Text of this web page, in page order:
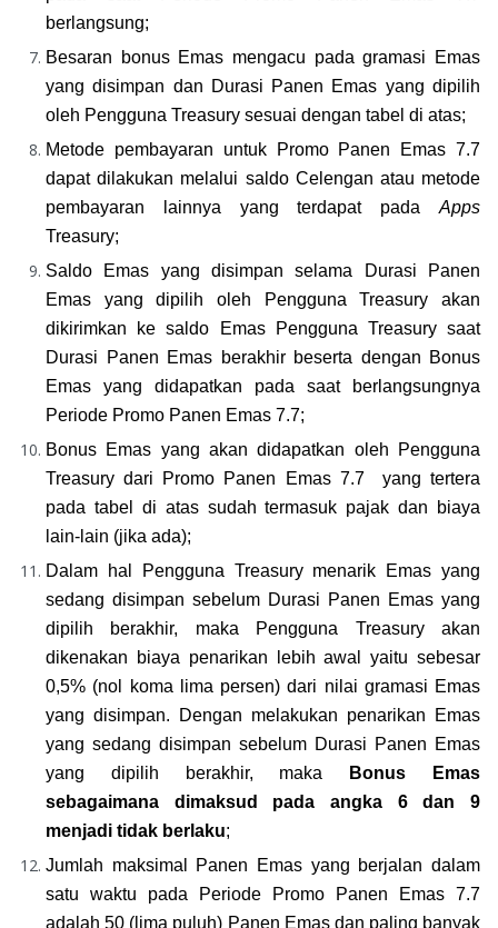
berlangsung;
Besaran bonus Emas mengacu pada gramasi Emas
yang disimpan dan Durasi Panen Emas yang dipilih
oleh Pengguna Treasury sesuai dengan tabel di atas;
Metode pembayaran untuk Promo Panen Emas 7.7
dapat dilakukan melalui saldo Celengan atau metode
pembayaran lainnya yang terdapat pada
Treasury;
Saldo Emas yang disimpan selama Durasi Panen
Emas yang dipilih oleh Pengguna Treasury akan
dikirimkan ke saldo Emas Pengguna Treasury saat
Durasi Panen Emas berakhir beserta dengan Bonus
Emas yang didapatkan pada saat berlangsungnya
Periode Promo Panen Emas 7.7;
Bonus Emas yang akan didapatkan oleh Pengguna
Treasury dari Promo Panen Emas 7.7  yang tertera
pada tabel di atas sudah termasuk pajak dan biaya
lain-lain (jika ada);
Dalam hal Pengguna Treasury menarik Emas yang
sedang disimpan sebelum Durasi Panen Emas yang
dipilih berakhir, maka Pengguna Treasury akan
dikenakan biaya penarikan lebih awal yaitu sebesar
0,5% (nol koma lima persen) dari nilai gramasi Emas
yang disimpan. Dengan melakukan penarikan Emas
yang sedang disimpan sebelum Durasi Panen Emas
yang dipilih berakhir, maka
Bonus Emas
sebagaimana dimaksud pada angka 6 dan 9
menjadi tidak berlaku;
Jumlah maksimal Panen Emas yang berjalan dalam
satu waktu pada Periode Promo Panen Emas 7.7
adalah 50 (lima puluh) Panen Emas dan paling banyak